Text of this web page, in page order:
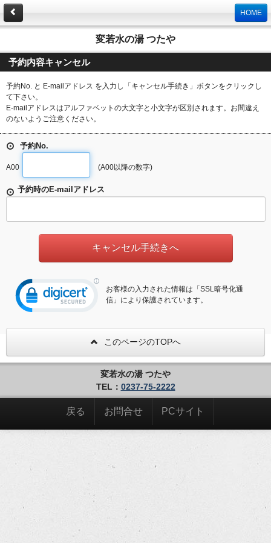
HOME
変若水の湯 つたや
予約内容キャンセル
予約No. と E-mailアドレス を入力し「キャンセル手続き」ボタンをクリックし
て下さい。
E-mailアドレスはアルファベットの大文字と小文字が区別されます。お間違え
のないようご注意ください。
予約No.
A00 (A00以降の数字)
予約時のE-mailアドレス
お客様の入力された情報は「SSL暗号化通
信」により保護されています。
このページのTOPへ
変若水の湯 つたや
TEL： 0237-75-2222
戻る お問合せ PCサイト